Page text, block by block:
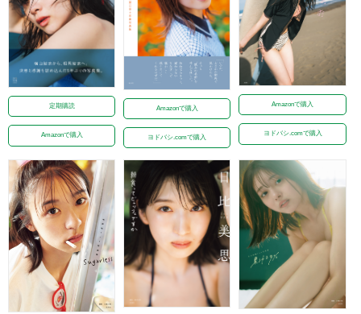
定期購読
Amazonで購入
Amazonで購入
ヨドバシ.comで購入
Amazonで購入
ヨドバシ.comで購入